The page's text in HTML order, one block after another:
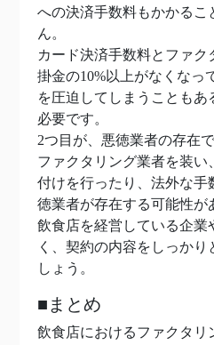
への決済手数料もかかるこ
ん。
カード決済手数料とファク
掛金の10%以上がなくなっ
を圧迫してしまうことも
必要です。
2つ目が、悪徳業者の存在で
ファクタリング業者を装い
付けを行ったり、法外な手
徳業者が存在する可能性が
飲食店を経営している企業
く、契約の内容をしっかり
しょう。
■まとめ
飲食店におけるファクタリ